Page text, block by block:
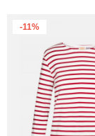
-11%